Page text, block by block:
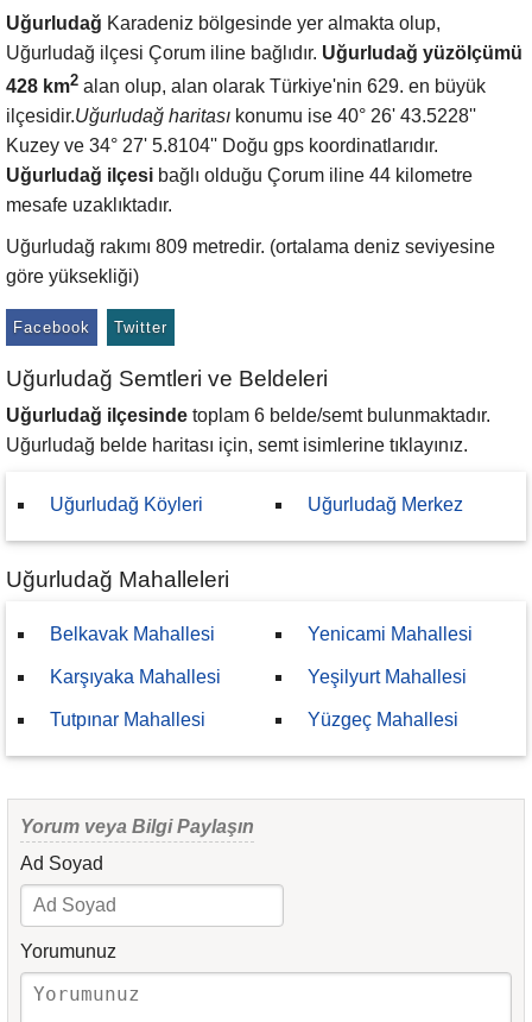
Uğurludağ Karadeniz bölgesinde yer almakta olup,
Uğurludağ ilçesi Çorum iline bağlıdır. Uğurludağ yüzölçümü
428 km2 alan olup, alan olarak Türkiye'nin 629. en büyük
ilçesidir.Uğurludağ haritası konumu ise 40° 26' 43.5228''
Kuzey ve 34° 27' 5.8104'' Doğu gps koordinatlarıdır.
Uğurludağ ilçesi bağlı olduğu Çorum iline 44 kilometre
mesafe uzaklıktadır.
Uğurludağ rakımı 809 metredir. (ortalama deniz seviyesine
göre yüksekliği)
Facebook Twitter
Uğurludağ Semtleri ve Beldeleri
Uğurludağ ilçesinde toplam 6 belde/semt bulunmaktadır.
Uğurludağ belde haritası için, semt isimlerine tıklayınız.
Uğurludağ Köyleri Uğurludağ Merkez
Uğurludağ Mahalleleri
Belkavak Mahallesi
Karşıyaka Mahallesi
Tutpınar Mahallesi
Yenicami Mahallesi
Yeşilyurt Mahallesi
Yüzgeç Mahallesi
Yorum veya Bilgi Paylaşın
Ad Soyad
Yorumunuz